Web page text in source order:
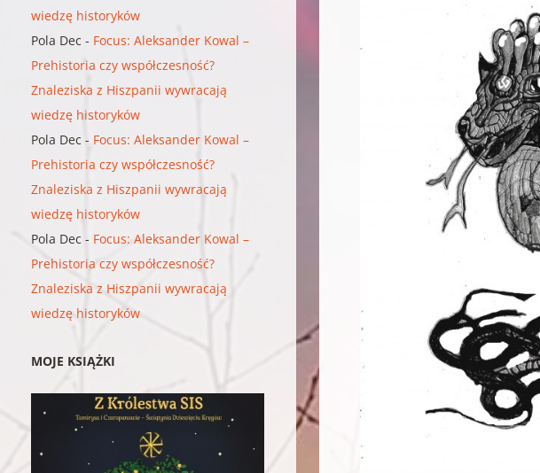
wiedzę historyków
Pola Dec - Focus: Aleksander Kowal –
Prehistoria czy współczesność?
Znaleziska z Hiszpanii wywracają
wiedzę historyków
Pola Dec - Focus: Aleksander Kowal –
Prehistoria czy współczesność?
Znaleziska z Hiszpanii wywracają
wiedzę historyków
Pola Dec - Focus: Aleksander Kowal –
Prehistoria czy współczesność?
Znaleziska z Hiszpanii wywracają
wiedzę historyków
MOJE KSIĄŻKI